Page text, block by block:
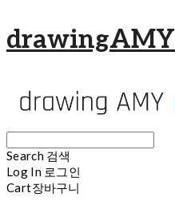
drawingAMY
Search 검색
Log In 로그인
Cart장바구니